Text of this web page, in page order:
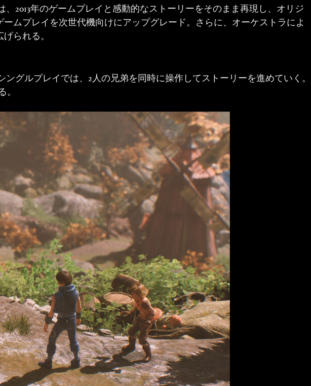
2013年のゲームプレイと感動的なストーリーをそのまま再現し、オリジ
ムプレイを次世代機向けにアップグレード。さらに、オーケストラによ
られる。
ルプレイでは、2人の兄弟を同時に操作してストーリーを進めていく。